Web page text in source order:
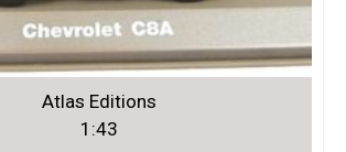
Atlas Editions
1:43